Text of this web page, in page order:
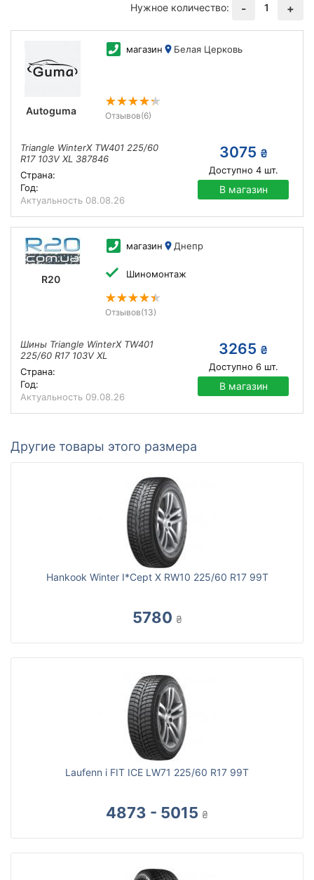
Нужное количество:
- 1 +
Autoguma
магазин Белая Церковь
Отзывов(6)
Triangle WinterX TW401 225/60
R17 103V XL 387846
Страна:
Год:
Актуальность 08.08.26
3075 ₴
Доступно 4шт.
В магазин
R20
магазин Днепр
Шиномонтаж
Отзывов(13)
Шины Triangle WinterX TW401
225/60 R17 103V XL
Страна:
Год:
Актуальность 09.08.26
3265 ₴
Доступно 6шт.
В магазин
Другие товары этого размера
Hankook Winter I*Cept X RW10 225/60 R17 99T
5780 ₴
Laufenn i FIT ICE LW71 225/60 R17 99T
4873 - 5015 ₴